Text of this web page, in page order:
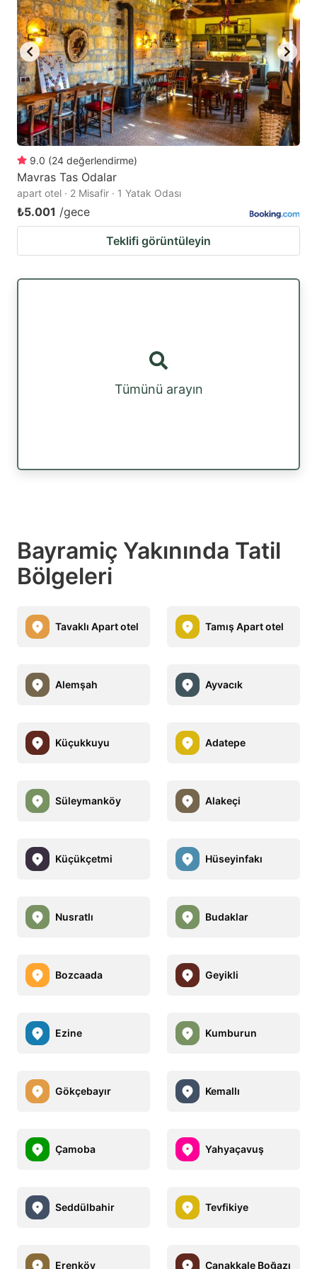
9.0 (24 değerlendirme)
Mavras Tas Odalar
apart otel · 2 Misafir · 1 Yatak Odası
₺5.001 /gece
Teklifi görüntüleyin
Tümünü arayın
Bayramiç Yakınında Tatil
Bölgeleri
Tavaklı Apart otel Tamış Apart otel
Alemşah Ayvacık
Küçukkuyu Adatepe
Süleymanköy Alakeçi
Küçükçetmi Hüseyinfakı
Nusratlı Budaklar
Bozcaada Geyikli
Ezine Kumburun
Gökçebayır Kemallı
Çamoba Yahyaçavuş
Seddülbahir Tevfikiye
Erenköy Çanakkale Boğazı